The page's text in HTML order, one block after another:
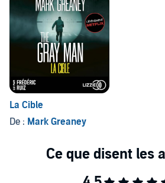
L’Archipel, 2022, pour la traduction
département d’Univers Poche, Paris
La Cible
De : Mark Greaney